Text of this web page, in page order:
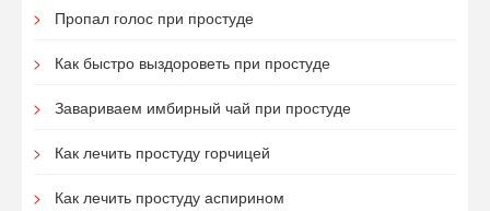
Пропал голос при простуде
Как быстро выздороветь при простуде
Завариваем имбирный чай при простуде
Как лечить простуду горчицей
Как лечить простуду аспирином